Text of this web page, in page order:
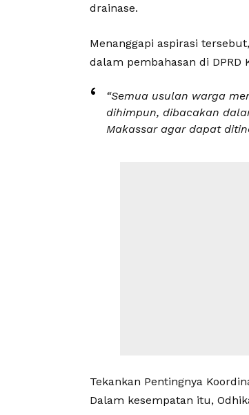
drainase.
Menanggapi aspirasi
dalam pembahasan di DPRD
“Semua usulan warga
dihimpun, dibacakan
Makassar agar dapat
Tekankan Pentingnya
Dalam kesempatan itu,